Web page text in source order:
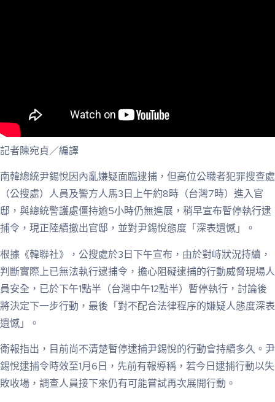
記者陳宛貞／編譯
南韓總統尹錫悅因內亂嫌疑面臨逮捕，但高位公職者犯罪搜查處
（公搜處）人員及警方人馬3日上午約8時（台灣7時）進入官
邸，與總統警護處僵持逾5小時仍無進展，稍早宣布暫停執行逮
捕令，現正陸續撤出官邸，並對尹錫悅態度「深表遺憾」。
根據《韓聯社》，公搜處於3日下午宣布，由於對峙狀況持續，
判斷實際上已無法執行逮捕令，擔心阻礙逮捕的行動威脅現場人
員安全，已於下午1點半（台灣中午12點半）暫停執行，討論後
將決定下一步行動，最後「對不配合法律程序的嫌疑人態度深表
遺憾」。
衛報指出，目前尚不清楚暫停逮捕尹錫悅的行動會持續多久。尹
錫悅逮捕令時效至1月6日，先前有報導稱，若今日逮捕行動以失
敗收場，調查人員接下來仍有可能嘗試再次展開行動。